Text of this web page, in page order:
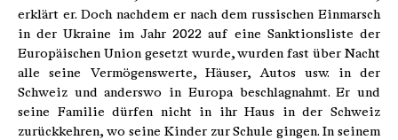
erklärt er. Doch nachdem er nach dem russischen Einmarsch
in der Ukraine im Jahr 2022 auf eine Sanktionsliste der
Europäischen Union gesetzt wurde, wurden fast über Nacht
alle seine Vermögenswerte, Häuser, Autos usw. in der
Schweiz und anderswo in Europa beschlagnahmt. Er und
seine Familie dürfen nicht in ihr Haus in der Schweiz
zurückkehren, wo seine Kinder zur Schule gingen. In seinem